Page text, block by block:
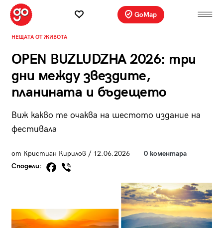
GoMap
НЕЩАТА ОТ ЖИВОТА
OPEN BUZLUDZHA 2026: три
дни между звездите,
планината и бъдещето
Виж какво те очаква на шестото издание на
фестивала
от Кристиан Кирилов / 12.06.2026
0 коментара
Сподели: